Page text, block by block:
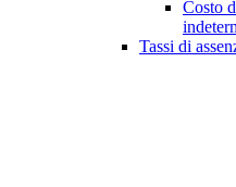
Costo
Tassi di